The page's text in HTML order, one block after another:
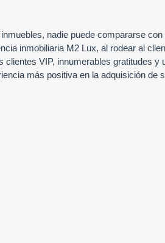
nadie puede compararse con
inmobiliaria M2 Lux, al rodear al
VIP, innumerables gratitudes y
más positiva en la adquisición de